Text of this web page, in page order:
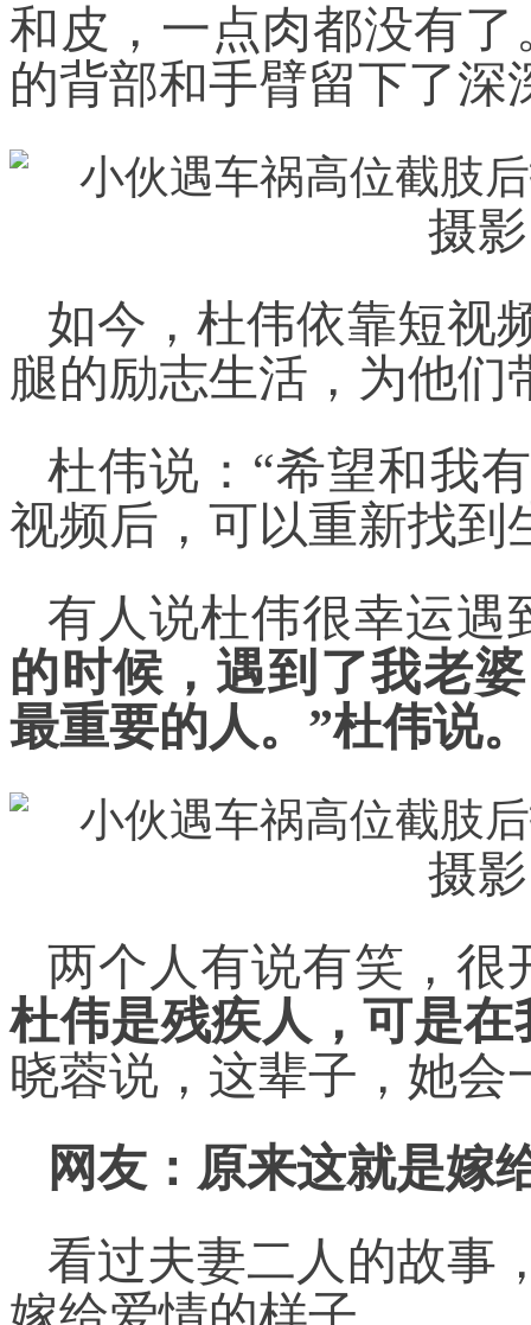
和皮，一点肉都没有
的背部和手臂留下了深
摄
如今，杜伟依靠短视
腿的励志生活，为他们
杜伟说：“希望和我
视频后，可以重新找到
有人说杜伟很幸运遇
的时候，遇到了我老
最重要的人。”杜伟说。
摄
两个人有说有笑，很
杜伟是残疾人，可是
晓蓉说，这辈子，她会
网友：原来这就是嫁
看过夫妻二人的故事